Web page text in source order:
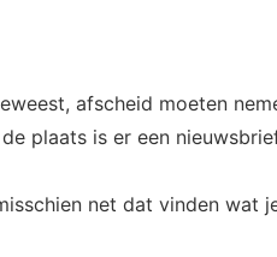
afscheid moeten
plaats is er een
net dat vinden wat